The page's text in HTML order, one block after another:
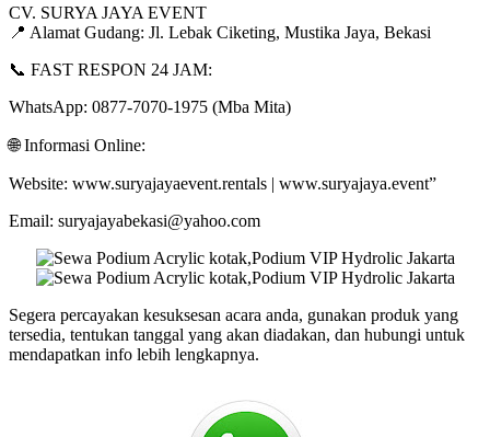
CV. SURYA JAYA EVENT
📍 Alamat Gudang: Jl. Lebak Ciketing, Mustika Jaya, Bekasi
📞 FAST RESPON 24 JAM:
WhatsApp: 0877-7070-1975 (Mba Mita)
🌐 Informasi Online:
Website: www.suryajayaevent.rentals | www.suryajaya.event”
Email: suryajayabekasi@yahoo.com
Segera percayakan kesuksesan acara anda, gunakan produk yang
tersedia, tentukan tanggal yang akan diadakan, dan hubungi untuk
mendapatkan info lebih lengkapnya.